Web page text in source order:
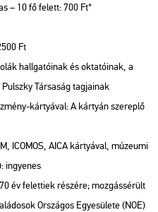
– 10 fő felett: 700 Ft*
Ft
hallgatóinak és oktatóinak, a
Társaság tagjainak
kártyával: A kártyán szereplő
ICOMOS, AICA kártyával, múzeumi
ingyenes
év felettiek részére; mozgássérült
Országos Egyesülete (NOE)